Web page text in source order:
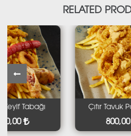
RELATED
Tabağı Çıtır Tavuk
800,00